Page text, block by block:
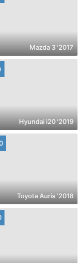
2017' Mazda 3
2019' Hyundai i20
2018' Toyota Auris